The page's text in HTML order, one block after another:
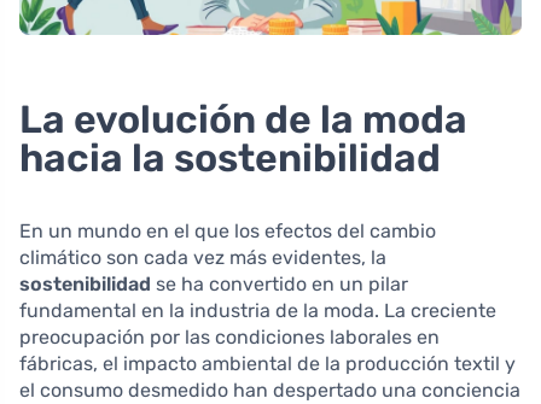
La evolución de la moda
hacia la sostenibilidad
En un mundo en el que los efectos del cambio
climático son cada vez más evidentes, la
sostenibilidad se ha convertido en un pilar
fundamental en la industria de la moda. La creciente
preocupación por las condiciones laborales en
fábricas, el impacto ambiental de la producción textil y
el consumo desmedido han despertado una conciencia